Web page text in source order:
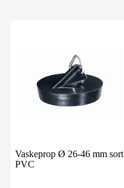
Vaskeprop Ø 26-46 mm sort
PVC